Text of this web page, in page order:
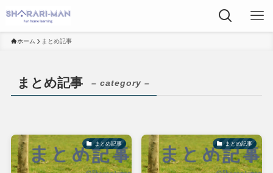
ホーム まとめ記事
まとめ記事 – category –
まとめ記事 まとめ記事